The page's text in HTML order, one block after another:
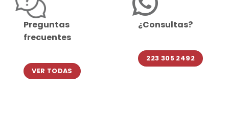
Preguntas
frecuentes
VER TODAS
¿Consultas?
223 305 2492